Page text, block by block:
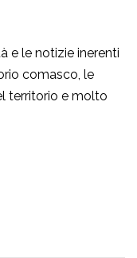
e le notizie inerenti
comasco, le
territorio e molto